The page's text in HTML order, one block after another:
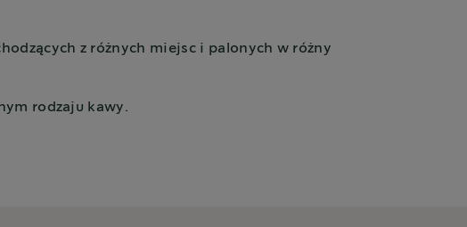
z różnych miejsc i palonych w różny
rodzaju kawy.